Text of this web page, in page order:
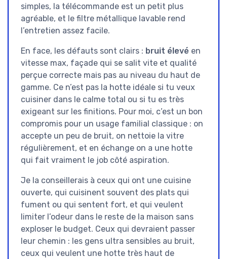
simples, la télécommande est un petit plus
agréable, et le filtre métallique lavable rend
l’entretien assez facile.
En face, les défauts sont clairs : bruit élevé en
vitesse max, façade qui se salit vite et qualité
perçue correcte mais pas au niveau du haut de
gamme. Ce n’est pas la hotte idéale si tu veux
cuisiner dans le calme total ou si tu es très
exigeant sur les finitions. Pour moi, c’est un bon
compromis pour un usage familial classique : on
accepte un peu de bruit, on nettoie la vitre
régulièrement, et en échange on a une hotte
qui fait vraiment le job côté aspiration.
Je la conseillerais à ceux qui ont une cuisine
ouverte, qui cuisinent souvent des plats qui
fument ou qui sentent fort, et qui veulent
limiter l’odeur dans le reste de la maison sans
exploser le budget. Ceux qui devraient passer
leur chemin : les gens ultra sensibles au bruit,
ceux qui veulent une hotte très haut de